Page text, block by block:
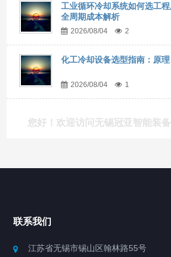
工业循环冷却系统如何选工
全周期成本解析
2026/08/04 2
化工冷却设备选型指南：原
2026/08/04 1
您好！欢迎访问无锡冠亚智能装
产品列表
联系我们
江苏省无锡市锡山区翰林路55号